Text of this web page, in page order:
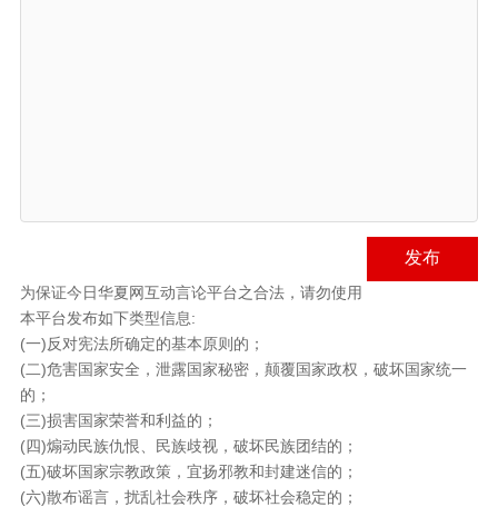
发布
为保证今日华夏网互动言论平台之合法，请勿使用
本平台发布如下类型信息:
(一)反对宪法所确定的基本原则的；
(二)危害国家安全，泄露国家秘密，颠覆国家政权，破坏国家统一
的；
(三)损害国家荣誉和利益的；
(四)煽动民族仇恨、民族歧视，破坏民族团结的；
(五)破坏国家宗教政策，宜扬邪教和封建迷信的；
(六)散布谣言，扰乱社会秩序，破坏社会稳定的；